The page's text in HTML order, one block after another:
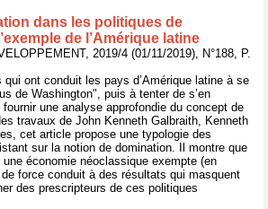
dans les politiques de
de l’Amérique latine
2019/4 (01/11/2019), N°188, P.
qui ont conduit les pays d’Amérique latine à se
de Washington", puis à tenter de s’en
une analyse approfondie du concept de
travaux de John Kenneth Galbraith, Kenneth
cet article propose une typologie des
sur la notion de domination. Il montre que
économie néoclassique exempte (en
force conduit à des résultats qui masquent
des prescripteurs de ces politiques